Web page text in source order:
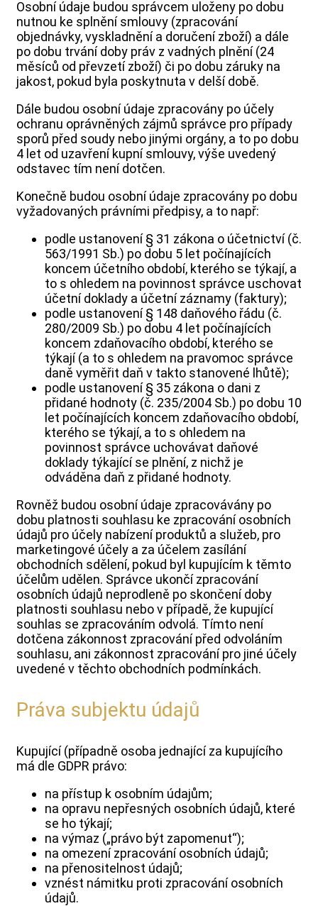
Osobní údaje budou správcem uloženy po dobu
nutnou ke splnění smlouvy (zpracování
objednávky, vyskladnění a doručení zboží) a dále
po dobu trvání doby práv z vadných plnění (24
měsíců od převzetí zboží) či po dobu záruky na
jakost, pokud byla poskytnuta v delší době.
Dále budou osobní údaje zpracovány po účely
ochranu oprávněných zájmů správce pro případy
sporů před soudy nebo jinými orgány, a to po dobu
4 let od uzavření kupní smlouvy, výše uvedený
odstavec tím není dotčen.
Konečně budou osobní údaje zpracovány po dobu
vyžadovaných právními předpisy, a to např:
podle ustanovení § 31 zákona o účetnictví (č.
563/1991 Sb.) po dobu 5 let počínajících
koncem účetního období, kterého se týkají, a
to s ohledem na povinnost správce uschovat
účetní doklady a účetní záznamy (faktury);
podle ustanovení § 148 daňového řádu (č.
280/2009 Sb.) po dobu 4 let počínajících
koncem zdaňovacího období, kterého se
týkají (a to s ohledem na pravomoc správce
daně vyměřit daň v takto stanovené lhůtě);
podle ustanovení § 35 zákona o dani z
přidané hodnoty (č. 235/2004 Sb.) po dobu 10
let počínajících koncem zdaňovacího období,
kterého se týkají, a to s ohledem na
povinnost správce uchovávat daňové
doklady týkající se plnění, z nichž je
odváděna daň z přidané hodnoty.
Rovněž budou osobní údaje zpracovávány po
dobu platnosti souhlasu ke zpracování osobních
údajů pro účely nabízení produktů a služeb, pro
marketingové účely a za účelem zasílání
obchodních sdělení, pokud byl kupujícím k těmto
účelům udělen. Správce ukončí zpracování
osobních údajů neprodleně po skončení doby
platnosti souhlasu nebo v případě, že kupující
souhlas se zpracováním odvolá. Tímto není
dotčena zákonnost zpracování před odvoláním
souhlasu, ani zákonnost zpracování pro jiné účely
uvedené v těchto obchodních podmínkách.
Práva subjektu údajů
Kupující (případně osoba jednající za kupujícího
má dle GDPR právo:
na přístup k osobním údajům;
na opravu nepřesných osobních údajů, které
se ho týkají;
na výmaz („právo být zapomenut“);
na omezení zpracování osobních údajů;
na přenositelnost údajů;
vznést námitku proti zpracování osobních
údajů.